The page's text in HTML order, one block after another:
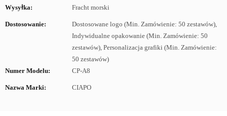
Wysyłka:
Fracht morski
Dostosowanie:
Dostosowane logo (Min. Zamówienie: 50 zestawów),
Indywidualne opakowanie (Min. Zamówienie: 50
zestawów), Personalizacja grafiki (Min. Zamówienie:
50 zestawów)
Numer Modelu:
CP-A8
Nazwa Marki: CIAPO